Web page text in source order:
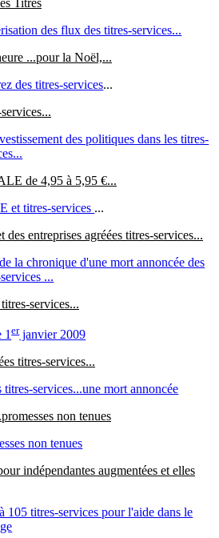
Titres
des flux des titres-services...
...pour la Noël,...
des titres-services...
des politiques dans les titres-
de 4,95 à 5,95 €...
et titres-services ...
des entreprises agréées titres-services...
la chronique d'une mort annoncée des
...
services...
1erjanvier 2009
titres-services...
titres-services...une mort annoncée
non tenues
non tenues
indépendantes augmentées et elles
105 titres-services pour l'aide dans le